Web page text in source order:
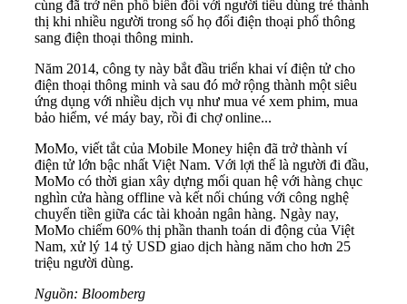
cùng đã trở nên phổ biến đối với người tiêu dùng trẻ thành
thị khi nhiều người trong số họ đổi điện thoại phổ thông
sang điện thoại thông minh.
Năm 2014, công ty này bắt đầu triển khai ví điện tử cho
điện thoại thông minh và sau đó mở rộng thành một siêu
ứng dụng với nhiều dịch vụ như mua vé xem phim, mua
bảo hiểm, vé máy bay, rồi đi chợ online...
MoMo, viết tắt của Mobile Money hiện đã trở thành ví
điện tử lớn bậc nhất Việt Nam. Với lợi thế là người đi đầu,
MoMo có thời gian xây dựng mối quan hệ với hàng chục
nghìn cửa hàng offline và kết nối chúng với công nghệ
chuyển tiền giữa các tài khoản ngân hàng. Ngày nay,
MoMo chiếm 60% thị phần thanh toán di động của Việt
Nam, xử lý 14 tỷ USD giao dịch hàng năm cho hơn 25
triệu người dùng.
Nguồn: Bloomberg